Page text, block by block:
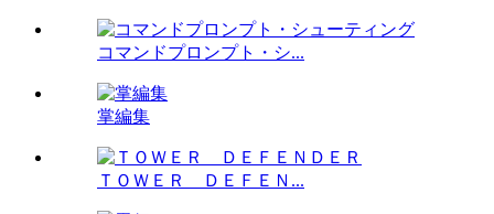
コマンドプロンプト・シ...
掌編集
ＴＯＷＥＲ ＤＥＦＥＮ...